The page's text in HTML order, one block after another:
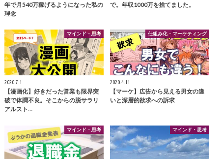
年で月540万稼げるようになった私の
理念
で。年収1000万を捨てました。
マインド・思考
2020.7.1
【漫画化】好きだった営業も限界突
破で体調不良。そこからの脱サラリ
アルスト…
仕組み化・マーケティング
2020.4.11
【マーケ】広告から見える男女の違
いと深層的欲求への訴求
マインド・思考 マインド・思考